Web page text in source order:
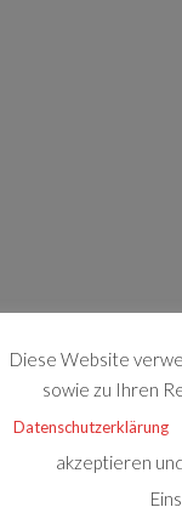
Diese Website
sowie zu Ihren
Datenschutzerklärung
akzeptieren